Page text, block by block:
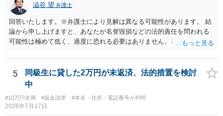
澁谷 望 弁護士
回答いたします。※弁護士により見解は異なる可能性があります。 結
論から申し上げますと、あなたが名誉毀損などの法的責任を問われる
可能性は極めて低く、過度に恐れる必要はありません。相手の行為こ
は警察の介入を恐れて逃げた可能性が高いと考えられます。 今後の具
体的な対応は以下の通りです。 ・相手の要求は無視する（1対1のやり
取りで「詐欺か」と聞いただけで名誉毀損は成立しません） ・マイナ
ンバー総合フリーダイヤルへ連絡し、カードの一時停止と再発行手続
きを行う ・万が一に備え、会社には「個人情報を悪用されたトラブル
に巻き込まれた」と事前伝えておく すでに警察へ相談済みとのことで
5
同級生に貸した2万円が未返済、法的措置を検討
中
#10万円未満 #返金請求 #本名・住所・電話番号が判明
2026年7月17日